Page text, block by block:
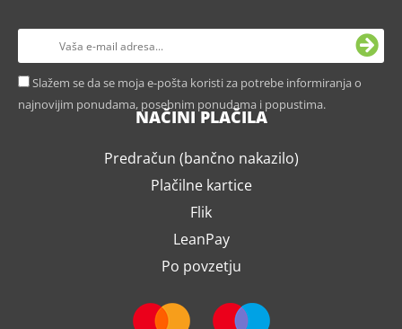
Slažem se da se moja e-pošta koristi za potrebe informiranja o
najnovijim ponudama, posebnim ponudama i popustima.
NAČINI PLAČILA
Predračun (bančno nakazilo)
Plačilne kartice
Flik
LeanPay
Po povzetju